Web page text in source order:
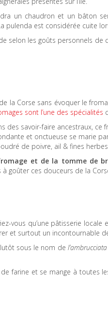
un chaudron et un bâton
pulenda est considérée cuite
selon les goûts personnels de
la Corse sans évoquer le
sont l’une des spécialités
des savoir-faire ancestraux,
et onctueuse se marie
de poivre, ail & fines
et de la tomme de
à goûter ces douceurs de la
vous qu’une pâtisserie
et surtout un incontournable
sous le nom de l’ambrucciata
farine et se mange à toutes